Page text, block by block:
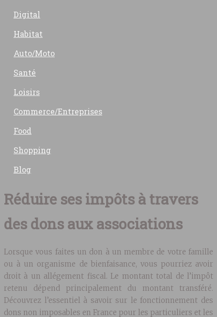
Digital
Habitat
Auto/Moto
Santé
Loisirs
Commerce/Entreprises
Food
Shopping
Blog
Réduire ses impôts à travers
des dons aux associations
Lorsque vous faites un don à un membre de votre famille
ou à un organisme de bienfaisance, vous pourriez avoir
droit à un allégement fiscal. Le montant total de l’impôt
retenu dépend principalement du montant transféré.
Découvrez l’essentiel à savoir sur le fonctionnement des
dons non imposables en France pour les particuliers et les